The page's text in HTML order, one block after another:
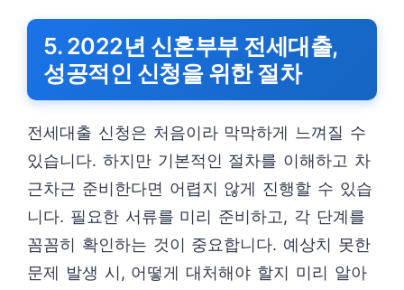
5. 2022년 신혼부부 전세대출,
성공적인 신청을 위한 절차
전세대출 신청은 처음이라 막막하게 느껴질 수
있습니다. 하지만 기본적인 절차를 이해하고 차
근차근 준비한다면 어렵지 않게 진행할 수 있습
니다. 필요한 서류를 미리 준비하고, 각 단계를
꼼꼼히 확인하는 것이 중요합니다. 예상치 못한
문제 발생 시, 어떻게 대처해야 할지 미리 알아